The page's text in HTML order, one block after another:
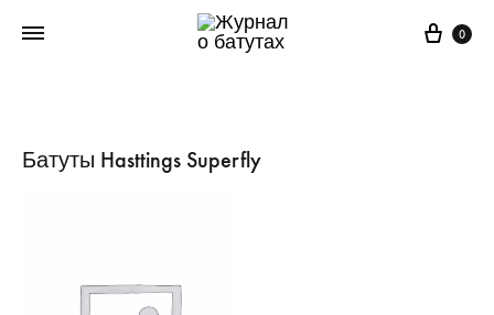
0
Батуты Hasttings Superfly